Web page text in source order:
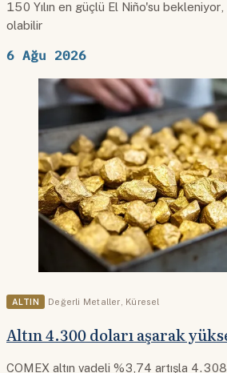
150 Yılın en güçlü El Niño'su
olabilir
6 Ağu 2026
ALTIN Değerli Metaller Küresel
Altın 4.300 doları aşarak
COMEX altın vadeli %3,74 artışla 4.308